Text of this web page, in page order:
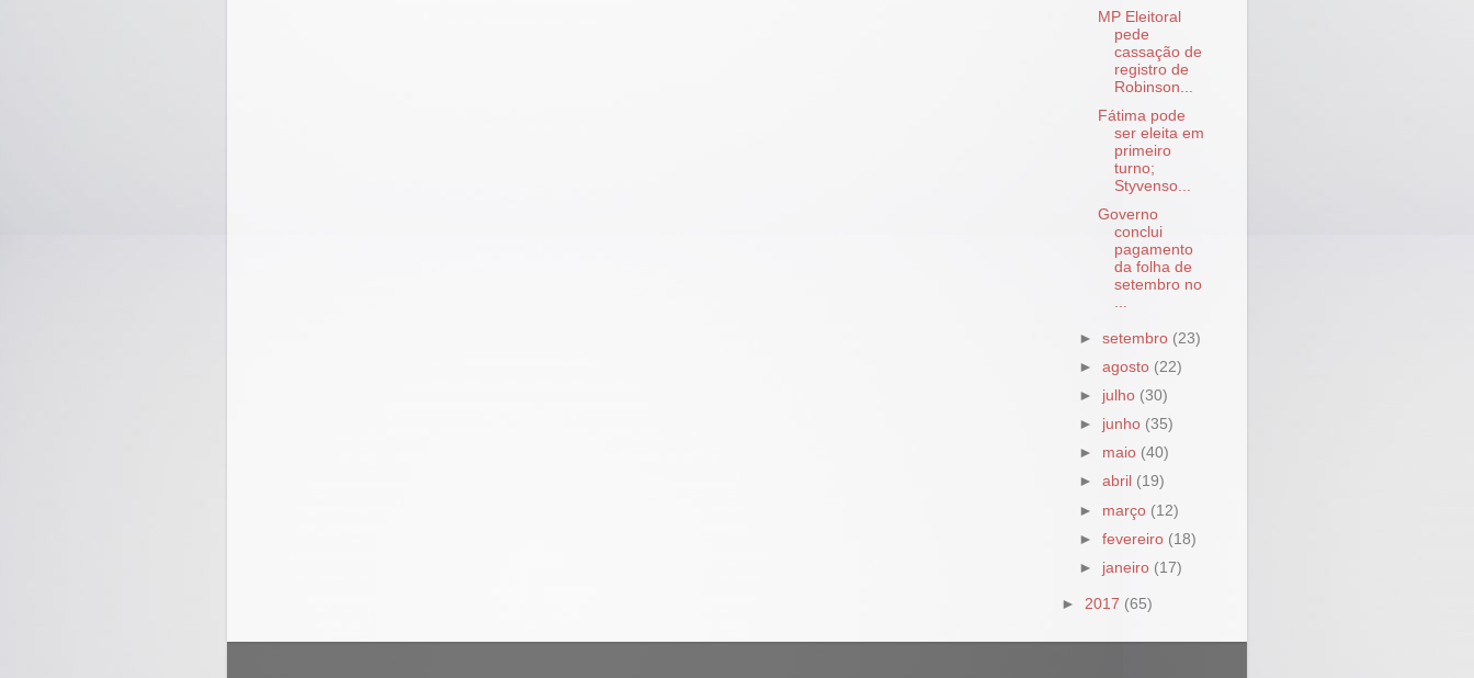
MP Eleitoral
pede
cassação de
registro de
Robinson...
Fátima pode
ser eleita em
primeiro
turno;
Styvenso...
Governo
conclui
pagamento
da folha de
setembro no
►setembro (23)
►agosto (22)
► julho (30)
► junho (35)
► maio (40)
►abril (19)
► março (12)
►fevereiro (18)
► janeiro (17)
► 2017 (65)